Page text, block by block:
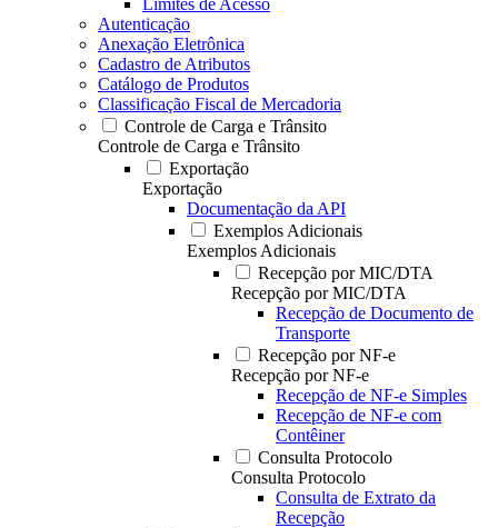
Limites de Acesso
Autenticação
Anexação Eletrônica
Cadastro de Atributos
Catálogo de Produtos
Classificação Fiscal de Mercadoria
Controle de Carga e Trânsito
Controle de Carga e Trânsito
Exportação
Exportação
Documentação da API
Exemplos Adicionais
Exemplos Adicionais
Recepção por MIC/DTA
Recepção por MIC/DTA
Recepção de Documento de
Transporte
Recepção por NF-e
Recepção por NF-e
Recepção de NF-e Simples
Recepção de NF-e com
Contêiner
Consulta Protocolo
Consulta Protocolo
Consulta de Extrato da
Recepção